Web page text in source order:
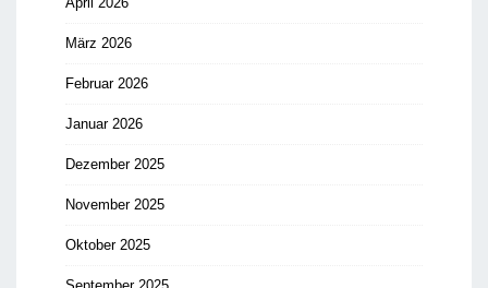
März 2026
Februar 2026
Januar 2026
Dezember 2025
November 2025
Oktober 2025